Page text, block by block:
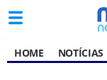
HOME NOTÍCIAS